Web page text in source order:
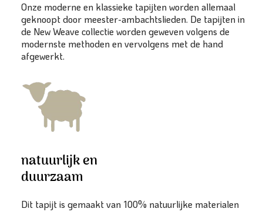
Onze moderne en klassieke tapijten worden allemaal
geknoopt door meester-ambachtslieden. De tapijten in
de New Weave collectie worden geweven volgens de
modernste methoden en vervolgens met de hand
afgewerkt.
natuurlijk en
duurzaam
Dit tapijt is gemaakt van 100% natuurlijke materialen